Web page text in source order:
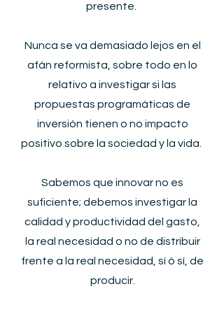
presente.
Nunca se va demasiado lejos en el
afán reformista, sobre todo en lo
relativo a investigar si las
propuestas programáticas de
inversión tienen o no impacto
positivo sobre la sociedad y la vida.
Sabemos que innovar no es
suficiente; debemos investigar la
calidad y productividad del gasto,
la real necesidad o no de distribuir
frente a la real necesidad, sí ó sí, de
producir.